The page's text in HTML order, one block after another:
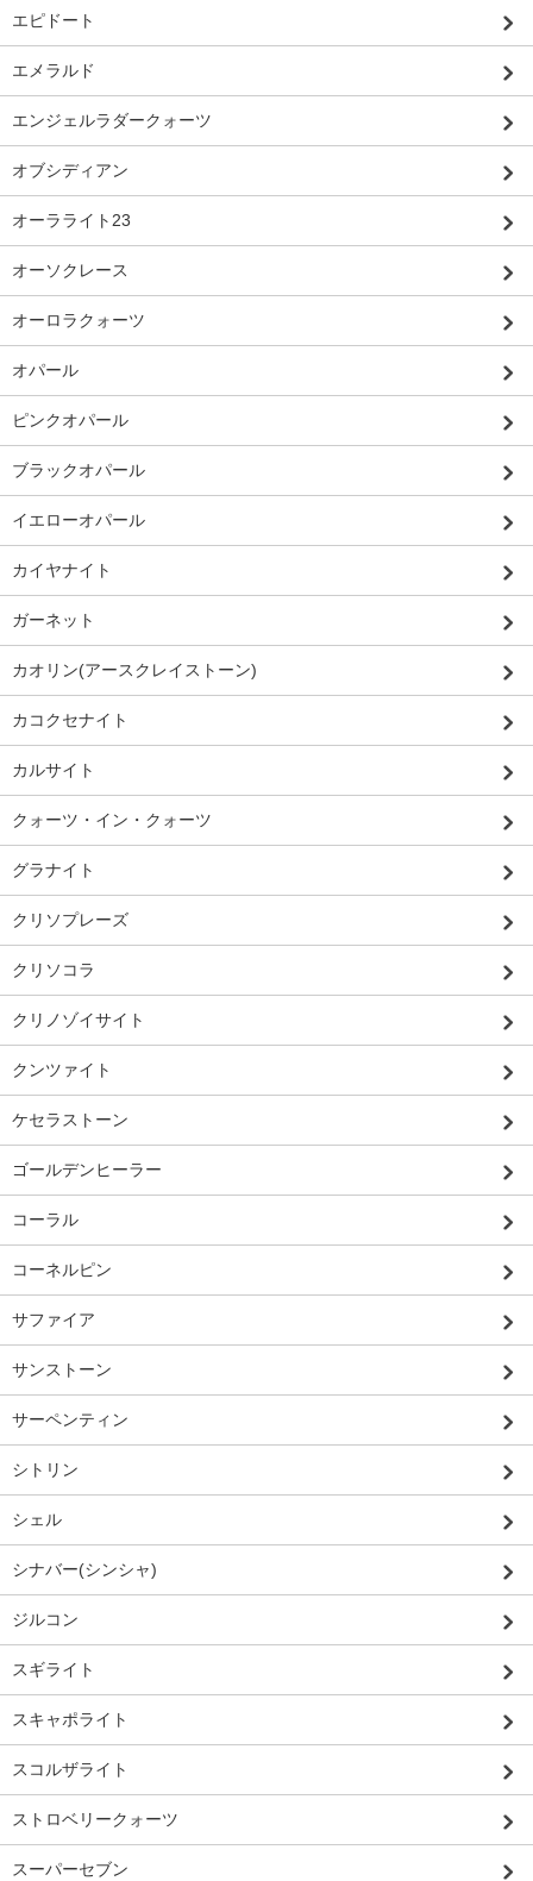
エピドート
エメラルド
エンジェルラダークォーツ
オブシディアン
オーラライト23
オーソクレース
オーロラクォーツ
オパール
ピンクオパール
ブラックオパール
イエローオパール
カイヤナイト
ガーネット
カオリン(アースクレイストーン)
カコクセナイト
カルサイト
クォーツ・イン・クォーツ
グラナイト
クリソプレーズ
クリソコラ
クリノゾイサイト
クンツァイト
ケセラストーン
ゴールデンヒーラー
コーラル
コーネルピン
サファイア
サンストーン
サーペンティン
シトリン
シェル
シナバー(シンシャ)
ジルコン
スギライト
スキャポライト
スコルザライト
ストロベリークォーツ
スーパーセブン